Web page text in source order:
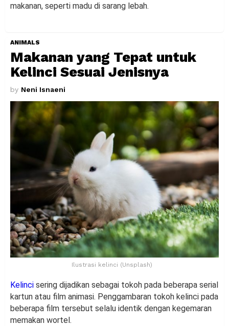
makanan, seperti madu di sarang lebah.
ANIMALS
Makanan yang Tepat untuk
Kelinci Sesuai Jenisnya
by Neni Isnaeni
Ilustrasi kelinci (Unsplash)
Kelinci sering dijadikan sebagai tokoh pada beberapa serial
kartun atau film animasi. Penggambaran tokoh kelinci pada
beberapa film tersebut selalu identik dengan kegemaran
memakan wortel.